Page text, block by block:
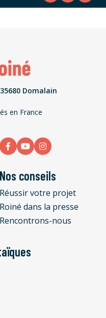
Domalain
en France
Nos conseils
Réussir votre projet
Roiné dans la presse
Rencontrons-nous